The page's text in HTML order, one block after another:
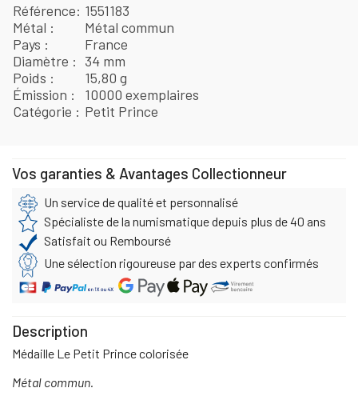
Référence 1551183
Métal
Métal commun
Pays
France
Diamètre
34 mm
Poids
15,80 g
Émission
10000 exemplaires
Catégorie
Petit Prince
Vos garanties & Avantages Collectionneur
Un service de qualité et personnalisé
Spécialiste de la numismatique depuis plus de 40 ans
Satisfait ou Remboursé
Une sélection rigoureuse par des experts confirmés
Description
Médaille Le Petit Prince colorisée
Métal commun.